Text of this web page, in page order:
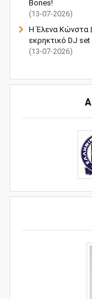
Bones!
(13-07-2026)
Η Έλενα Κώνστα
εκρηκτικό DJ set
(13-07-2026)